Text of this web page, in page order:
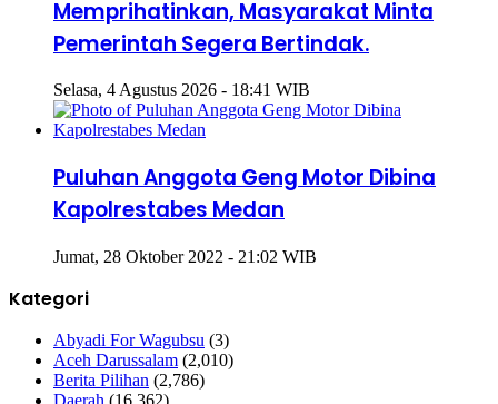
Memprihatinkan, Masyarakat Minta
Pemerintah Segera Bertindak.
Selasa, 4 Agustus 2026 - 18:41 WIB
Puluhan Anggota Geng Motor Dibina
Kapolrestabes Medan
Jumat, 28 Oktober 2022 - 21:02 WIB
Kategori
Abyadi For Wagubsu (3)
Aceh Darussalam (2,010)
Berita Pilihan (2,786)
Daerah (16,362)